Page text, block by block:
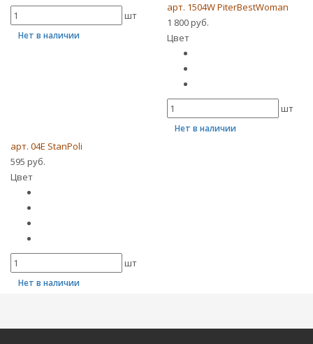
шт
Нет в наличии
арт. 1504W PiterBestWoman
1 800 руб.
Цвет
шт
Нет в наличии
арт. 04E StanPoli
595 руб.
Цвет
шт
Нет в наличии